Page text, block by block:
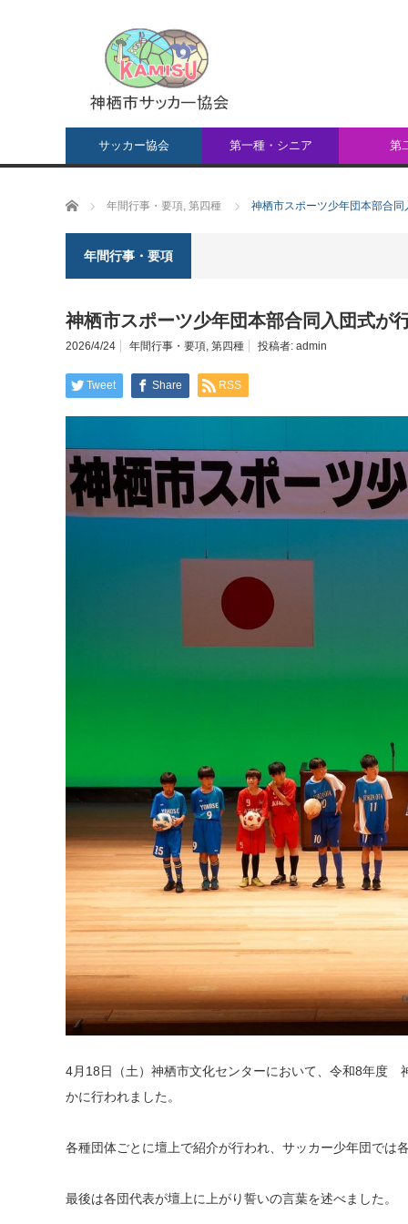
サッカー協会 第一種・シニア 第
ホーム 年間行事・要項, 第四種 神栖市スポーツ少年団本部合
年間行事・要項
神栖市スポーツ少年団本部合同入団式が
2026/4/24 年間行事・要項, 第四種 投稿者: admin
Tweet Share RSS
4月18日（土）神栖市文化センターにおいて、令和8年度
かに行われました。
各種団体ごとに壇上で紹介が行われ、サッカー少年団では
最後は各団代表が壇上に上がり誓いの言葉を述べました。